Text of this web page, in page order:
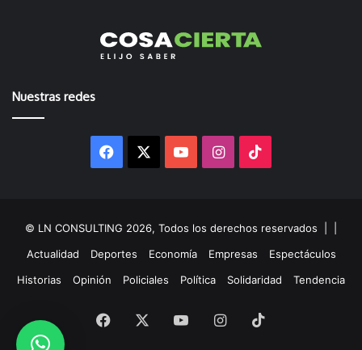
Nuestras redes
Facebook YouTubeInstagram
© LN CONSULTING 2026, Todos los derechos reservados |
Actualidad
Deportes Economía Empresas
Espectáculos
Historias
Opinión Policiales Política Solidaridad Tendencia
Facebook YouTubeInstagram